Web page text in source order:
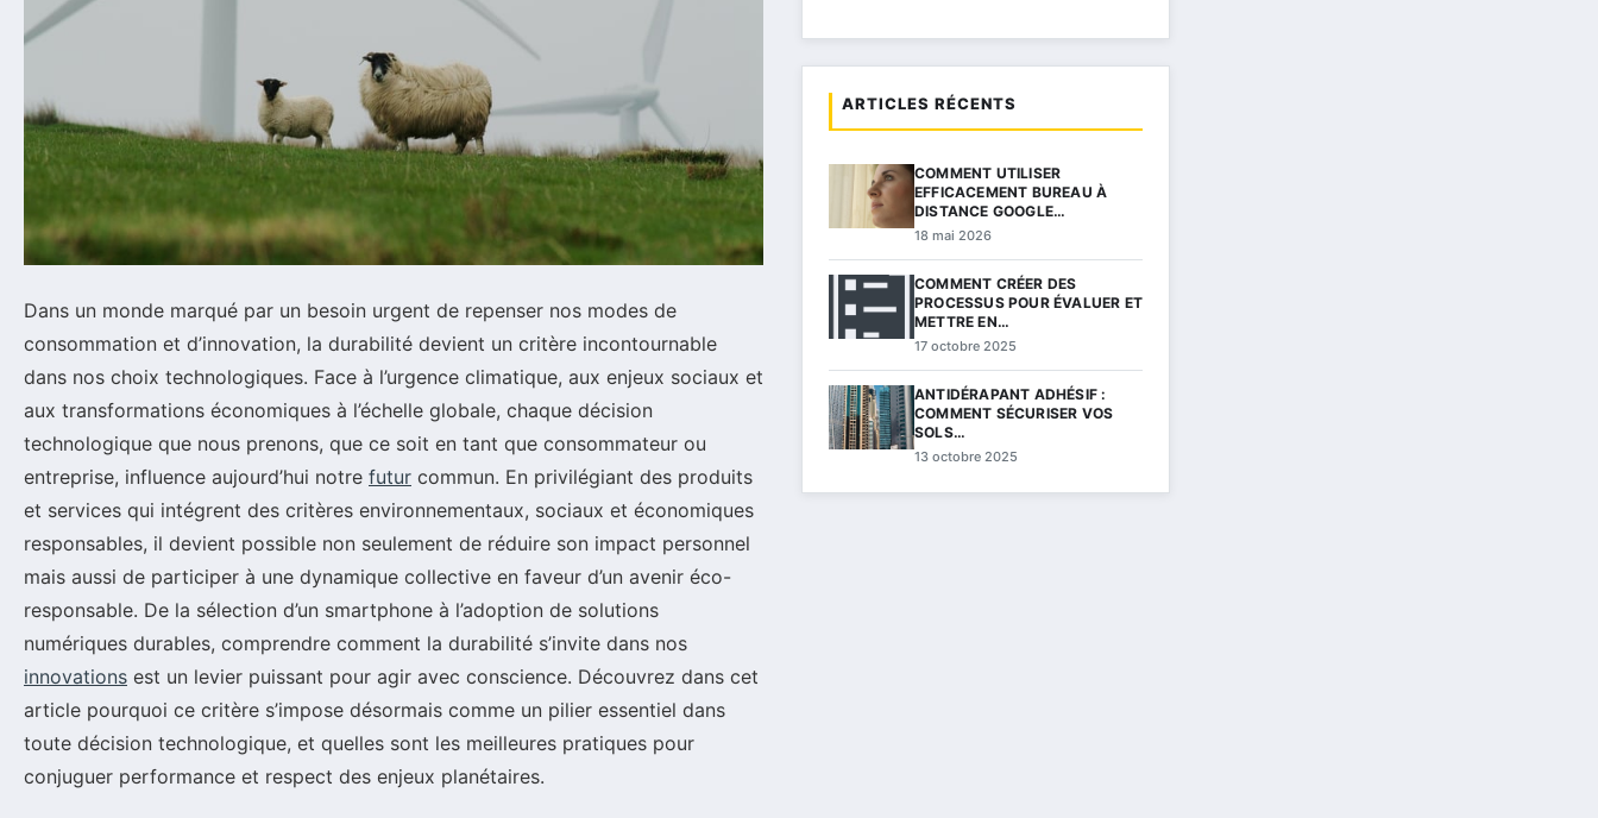
Dans un monde marqué par un besoin urgent de repenser nos modes de
consommation et d’innovation, la durabilité devient un critère incontournable
dans nos choix technologiques. Face à l’urgence climatique, aux enjeux sociaux et
aux transformations économiques à l’échelle globale, chaque décision
technologique que nous prenons, que ce soit en tant que consommateur ou
entreprise, influence aujourd’hui notre futur commun. En privilégiant des produits
et services qui intégrent des critères environnementaux, sociaux et économiques
responsables, il devient possible non seulement de réduire son impact personnel
mais aussi de participer à une dynamique collective en faveur d’un avenir éco-
responsable. De la sélection d’un smartphone à l’adoption de solutions
numériques durables, comprendre comment la durabilité s’invite dans nos
innovations est un levier puissant pour agir avec conscience. Découvrez dans cet
article pourquoi ce critère s’impose désormais comme un pilier essentiel dans
toute décision technologique, et quelles sont les meilleures pratiques pour
conjuguer performance et respect des enjeux planétaires.
ARTICLES RÉCENTS
COMMENT UTILISER
EFFICACEMENT BUREAU À
DISTANCE GOOGLE…
18 mai 2026
COMMENT CRÉER DES
PROCESSUS POUR ÉVALUER ET
METTRE EN…
17 octobre 2025
ANTIDÉRAPANT ADHÉSIF :
COMMENT SÉCURISER VOS
SOLS…
13 octobre 2025